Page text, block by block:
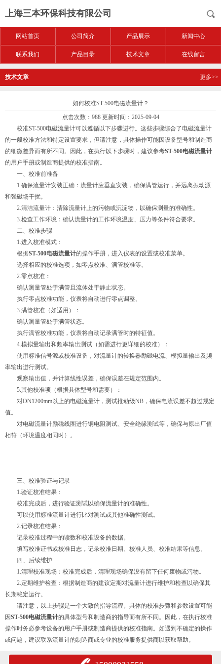
上海三本环保科技有限公司
网站首页 公司简介 产品展示 新闻中心
联系我们 产品目录 技术文章 在线留言
技术文章 更多>>
如何校准ST-500电磁流量计？
点击次数：988 更新时间：2025-09-04
校准ST-500电磁流量计可以遵循以下步骤进行。这些步骤综合了电磁流量计
的一般校准方法和特定设置要求，但请注意，具体操作可能因设备型号和制造商
的细微差异而有所不同。因此，在执行以下步骤时，建议参考ST-500电磁流量计
的用户手册或制造商提供的校准指南。
一、校准前准备
1.确保流量计安装正确：流量计应垂直安装，确保满管运行，并远离振动源
和强磁场干扰。
2.清洁流量计：清除流量计上的污物或沉淀物，以确保测量的准确性。
3.检查工作环境：确认流量计的工作环境温度、压力等条件符合要求。
二、校准步骤
1.进入校准模式：
根据ST-500电磁流量计的操作手册，进入仪表的设置或校准菜单。
选择相应的校准选项，如零点校准、满管校准等。
2.零点校准：
确认测量管处于满管且流体处于静止状态。
执行零点校准功能，仪表将自动进行零点调整。
3.满管校准（如适用）：
确认测量管处于满管状态。
执行满管校准功能，仪表将自动记录满管时的特征值。
4.模拟量输出和频率输出测试（如需进行更详细的校准）：
使用标准信号源或校准设备，对流量计的转换器励磁电流、模拟量输出及频
率输出进行测试。
观察输出值，并计算线性误差，确保误差在规定范围内。
5.其他校准项（根据具体型号和需要）：
对DN1200mm以上的电磁流量计，测试推动级NB，确保电流误差不超过规定
值。
对电磁流量计励磁线圈进行铜电阻测试、安全绝缘测试等，确保与原出厂值
相符（环境温度相同时）。
三、校准验证与记录
1.验证校准结果：
校准完成后，进行验证测试以确保流量计的准确性。
可以使用标准流量计进行比对测试或其他准确性测试。
2.记录校准结果：
记录校准过程中的读数和校准设备的数据。
填写校准证书或校准日志，记录校准日期、校准人员、校准结果等信息。
四、后续维护
1.清理校准现场：校准完成后，清理现场确保没有留下任何废物或污物。
2.定期维护检查：根据制造商的建议定期对流量计进行维护和检查以确保其
长期稳定运行。
请注意，以上步骤是一个大致的指导流程。具体的校准步骤和参数设置可能
因ST-500电磁流量计的具体型号和制造商的指导而有所不同。因此，在执行校准
操作时务必参考设备的用户手册或制造商提供的校准指南。如遇到不确定的操作
或问题，建议联系流量计的制造商或专业的校准服务提供商以获取帮助。